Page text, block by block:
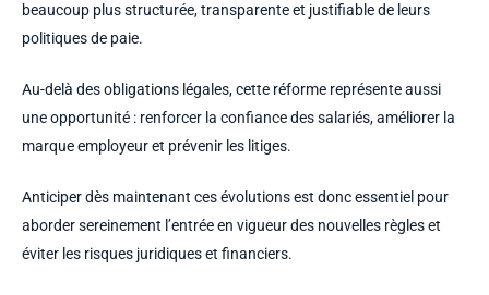
beaucoup plus structurée, transparente et justifiable de leurs
politiques de paie.
Au-delà des obligations légales, cette réforme représente aussi
une opportunité : renforcer la confiance des salariés, améliorer la
marque employeur et prévenir les litiges.
Anticiper dès maintenant ces évolutions est donc essentiel pour
aborder sereinement l’entrée en vigueur des nouvelles règles et
éviter les risques juridiques et financiers.